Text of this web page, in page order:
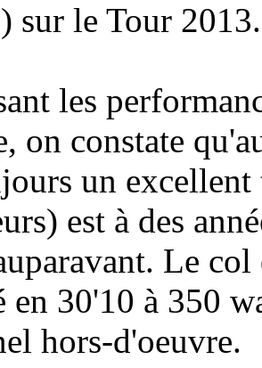
sur le Tour 2013.
les
on constate
un
est à des
Le
en 30'10 à 350
hors-d'oeuvre.